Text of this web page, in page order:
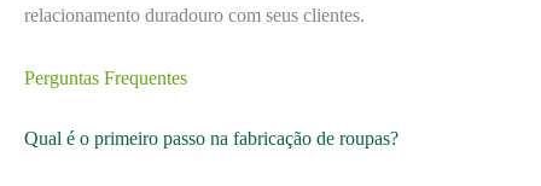
relacionamento duradouro com seus clientes.
Perguntas Frequentes
Qual é o primeiro passo na fabricação de roupas?